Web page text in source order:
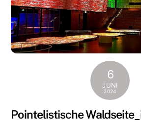
6
JUNI
2024
Pointelistische